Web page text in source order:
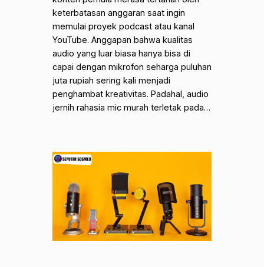
keterbatasan anggaran saat ingin
memulai proyek podcast atau kanal
YouTube. Anggapan bahwa kualitas
audio yang luar biasa hanya bisa di
capai dengan mikrofon seharga puluhan
juta rupiah sering kali menjadi
penghambat kreativitas. Padahal, audio
jernih rahasia mic murah terletak pada…